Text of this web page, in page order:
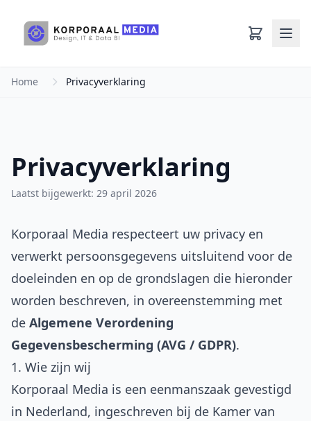
Home Privacyverklaring
Privacyverklaring
Laatst bijgewerkt: 29 april 2026
Korporaal Media respecteert uw privacy en
verwerkt persoonsgegevens uitsluitend voor de
doeleinden en op de grondslagen die hieronder
worden beschreven, in overeenstemming met
de Algemene Verordening
Gegevensbescherming (AVG / GDPR).
1. Wie zijn wij
Korporaal Media is een eenmanszaak gevestigd
in Nederland, ingeschreven bij de Kamer van